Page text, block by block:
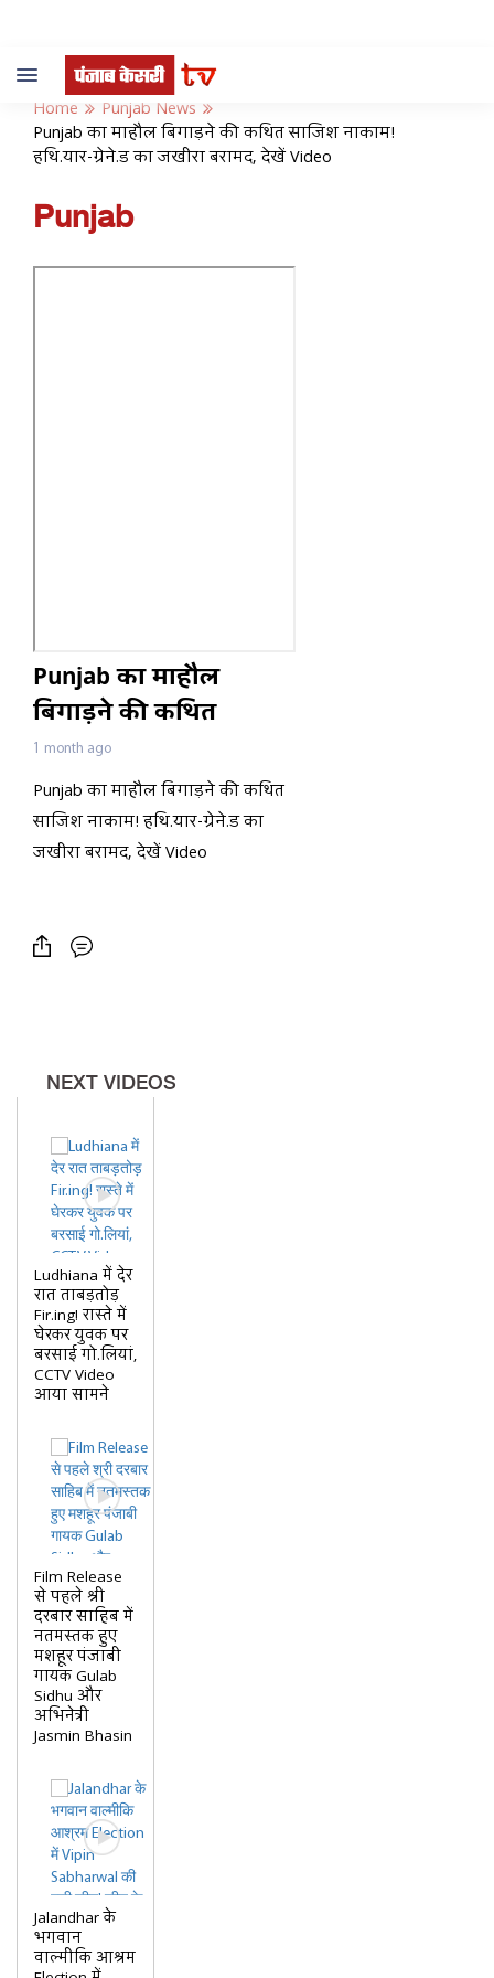
Toggle
navigation
Home
Punjab News
Punjab का माहौल बिगाड़ने की कथित साजिश नाकाम!
हथि.यार-ग्रेने.ड का जखीरा बरामद, देखें Video
Punjab
Punjab का माहौल
बिगाड़ने की कथित
साजिश नाकाम! हथि.यार-
ग्रेने.ड का जखीरा बरामद,
देखें Video
1 month ago
Punjab का माहौल बिगाड़ने की कथित
साजिश नाकाम! हथि.यार-ग्रेने.ड का
जखीरा बरामद, देखें Video
NEXT VIDEOS
Ludhiana में देर
रात ताबड़तोड़
Fir.ing! रास्ते में
घेरकर युवक पर
बरसाई गो.लियां,
CCTV Video
आया सामने
Film Release
से पहले श्री
दरबार साहिब में
नतमस्तक हुए
मशहूर पंजाबी
गायक Gulab
Sidhu और
अभिनेत्री
Jasmin Bhasin
Jalandhar के
भगवान
वाल्मीकि आश्रम